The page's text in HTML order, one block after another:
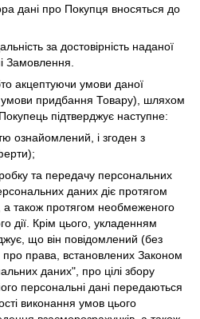
дані про Покупця вносяться до
за достовірність наданої
Замовлення.
акцептуючи умови даної
умови придбання Товару), шляхом
підтверджує наступне:
ознайомлений, і згоден з
та передачу персональних
даних діє протягом
а також протягом необмеженого
дії. Крім цього, укладенням
що він повідомлений (без
про права, встановлених Законом
даних", про цілі збору
персональні дані передаються
виконання умов цього